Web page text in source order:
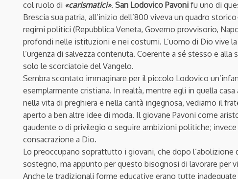
col ruolo di «carismatici». San Lodovico Pavoni fu uno di
Brescia sua patria, all’inizio dell’800 viveva un quadro
regimi politici (Repubblica Veneta, Governo provvisorio,
profondi nelle istituzioni e nei costumi. L’uomo di Dio vive
l’urgenza di salvezza contenuta. Coerente a sé stesso e
solo le scorciatoie del Vangelo.
Sembra scontato immaginare per il piccolo Lodovico
esemplarmente cristiana. In realtà, mentre egli in quella
nella vita di preghiera e nella carità ingegnosa, vediamo il
aperto a ben altre idee di moda. Il giovane Pavoni come
gaudente o di privilegio o seguire ambizioni politiche;
consacrazione a Dio.
Lo preoccupano soprattutto i giovani, che dopo l’abolizione
sostegno, ma appunto per questo bisognosi di lavorare per
Anche le tradizionali forme educative erano tutte